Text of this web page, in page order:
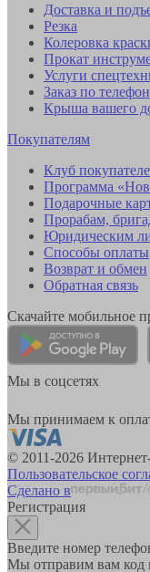
Доставка и
Резка
Колеровка
Прокат
Услуги
Заказ по
Крыша вашего
Покупателям
Клуб
Программа
Подарочные
Прорабам,
Юридическим
Способы оплаты
Возврат и обмен
Обратная связь
Скачайте мобильное
Мы в соцсетях
Мы принимаем к
© 2011-2026
Пользовательское
Сделано в
Регистрация
Введите номер
Мы отправим вам код